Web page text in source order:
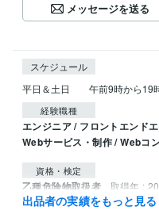
メッセージを送る
スケジュール
平日＆土日　　午前9時から19
経験職種
エンジニア / フロントエンド
Webサービス・制作 / Webコ
資格・検定
乙種危険物取扱者 取得年 :
出品者の実績をもっと見る